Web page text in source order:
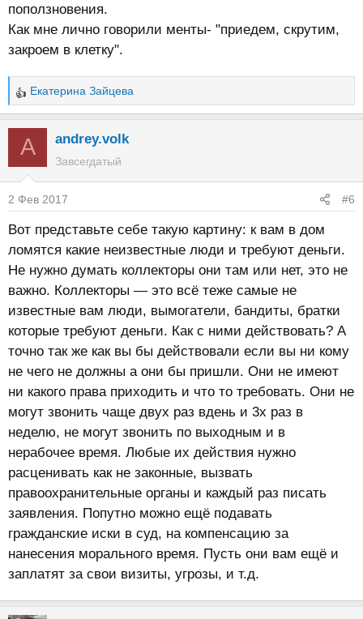
поползновения.
Как мне лично говорили менты- "приедем, скрутим,
закроем в клетку".
Р
е
ц
и
:
Екатерина Зайцева
A andrey.volk
Завсегдатый
2 Фев 2017 #6
Вот представьте себе такую картину: к вам в дом
ломятся какие неизвестные люди и требуют деньги.
Не нужно думать коллекторы они там или нет, это не
важно. Коллекторы — это всё теже самые не
известные вам люди, вымогатели, бандиты, братки
которые требуют деньги. Как с ними действовать? А
точно так же как вы бы действовали если вы ни кому
не чего не должны а они бы пришли. Они не имеют
ни какого права приходить и что то требовать. Они не
могут звонить чаще двух раз вдень и 3х раз в
неделю, не могут звонить по выходным и в
нерабочее время. Любые их действия нужно
расценивать как не законные, вызвать
правоохранительные органы и каждый раз писать
заявления. Попутно можно ещё подавать
гражданские иски в суд, на компенсацию за
нанесения морального время. Пусть они вам ещё и
заплатят за свои визиты, угрозы, и т.д.